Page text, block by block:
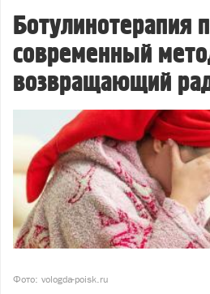
Ботулинотерапия
современный
возвращающий
Фото: vologda-poisk.ru